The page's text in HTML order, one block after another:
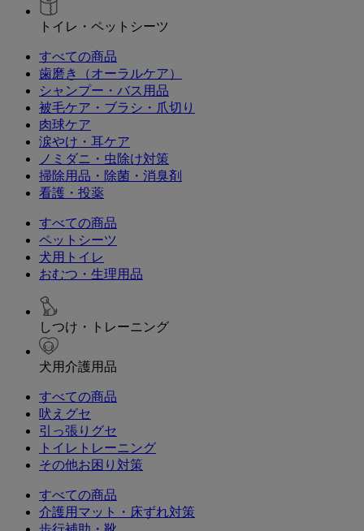
トイレ・ペットシーツ
すべての商品
歯磨き（オーラルケア）
シャンプー・バス用品
被毛ケア・ブラシ・爪切り
肉球ケア
涙やけ・耳ケア
ノミダニ・虫除け対策
掃除用品・除菌・消臭剤
看護・投薬
すべての商品
ペットシーツ
犬用トイレ
おむつ・生理用品
しつけ・トレーニング
犬用介護用品
すべての商品
吠えグセ
引っ張りグセ
トイレトレーニング
その他お困り対策
すべての商品
介護用マット・床ずれ対策